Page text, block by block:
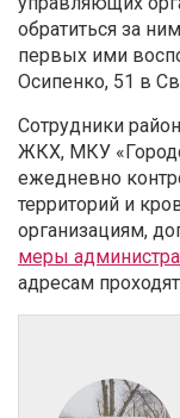
обратиться за
первых ими
Осипенко, 51 в
Сотрудники
ЖКХ, МКУ
ежедневно
территорий и
организациям,
меры
адресам